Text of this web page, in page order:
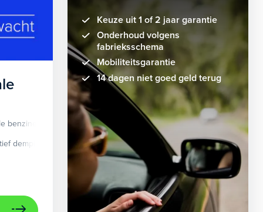
cruise control adaptief dodehoek detectie
elektrisch
benzine
Automaat
demping systeem Apple Carplay/Android Auto
audio
Keuze uit 1 of 2 jaar garantie
Onderhoud volgens
fabrieksschema
Mobiliteitsgarantie
14 dagen niet goed geld terug